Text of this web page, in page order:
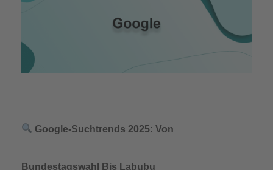
Google-Suchtrends 2025: Von
Bundestagswahl Bis Labubu